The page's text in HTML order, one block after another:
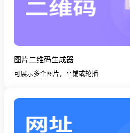
图片二维码生成器
可展示多个图片，平铺或轮播